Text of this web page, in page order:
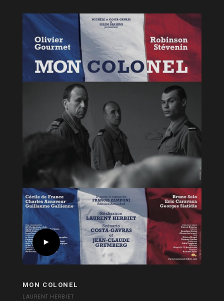
MON COLONEL
LAURENT HERBIET